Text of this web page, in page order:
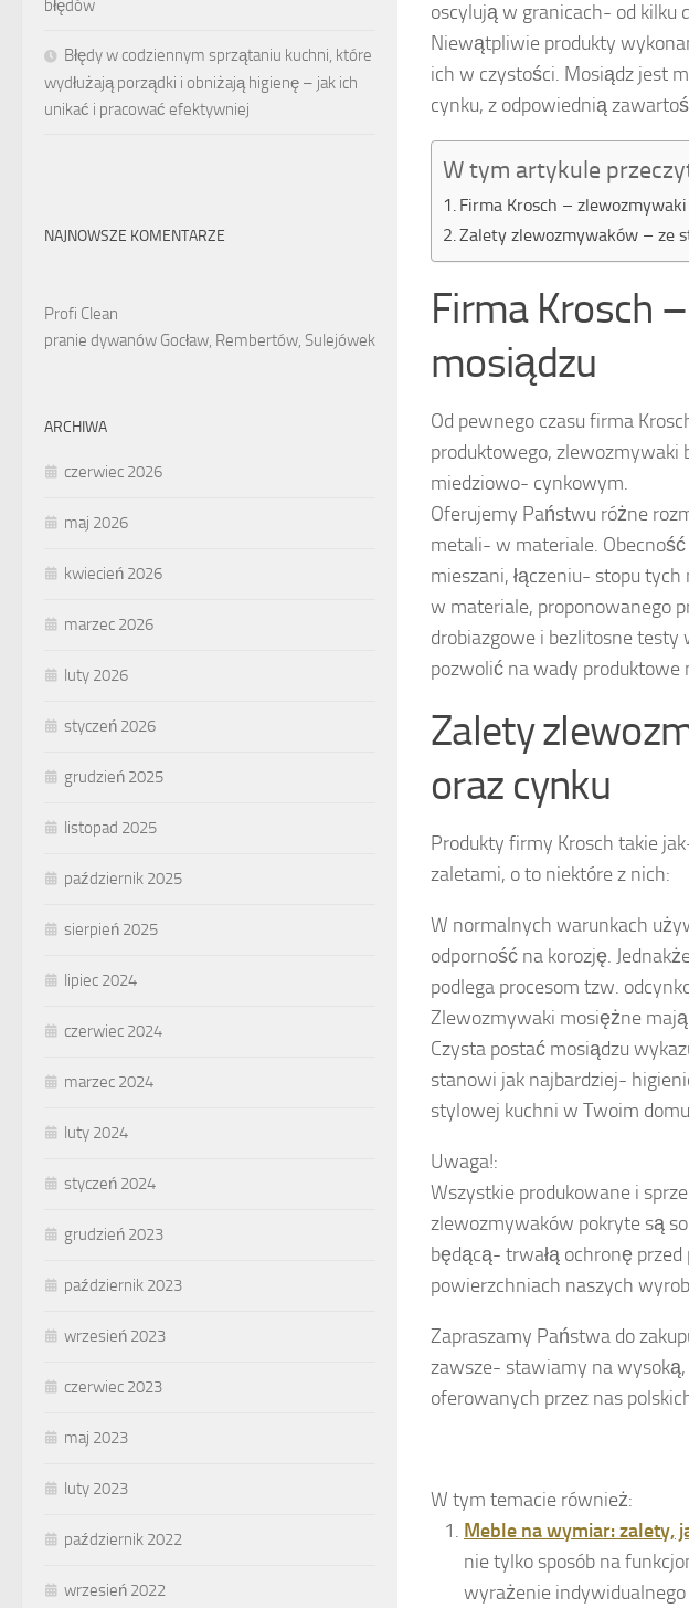
oscylują w granicach- od kilku
Niewątpliwie produkty
ich w czystości. Mosiądz jest
cynku, z odpowiednią
W tym artykule
Firma Krosch –
Zalety zlewozmywaków – ze
Firma Krosch
mosiądzu
Od pewnego czasu firma
produktowego, zlewozmywaki
miedziowo- cynkowym.
Oferujemy Państwu różne
metali- w materiale.
mieszani, łączeniu- stopu
w materiale, proponowanego
drobiazgowe i bezlitosne
pozwolić na wady produktowe
Zalety
oraz cynku
Produkty firmy Krosch takie
zaletami, o to niektóre z nich:
W normalnych warunkach
odporność na korozję.
podlega procesom tzw.
Zlewozmywaki mosiężne
Czysta postać mosiądzu
stanowi jak najbardziej-
stylowej kuchni w Twoim
Uwaga!:
Wszystkie produkowane i
zlewozmywaków pokryte są
będącą- trwałą ochronę
powierzchniach naszych
Zapraszamy Państwa do
zawsze- stawiamy na wysoką,
oferowanych przez nas
W tym temacie również:
Meble na wymiar: zalety,
nie tylko sposób na
wyrażenie indywidualnego
błędów
Błędy w codziennym sprzątaniu kuchni, które
wydłużają porządki i obniżają higienę – jak ich
unikać i pracować efektywniej
NAJNOWSZE KOMENTARZE
Profi Clean
pranie dywanów Gocław, Rembertów, Sulejówek
ARCHIWA
czerwiec 2026
maj 2026
kwiecień 2026
marzec 2026
luty 2026
styczeń 2026
grudzień 2025
listopad 2025
październik 2025
sierpień 2025
lipiec 2024
czerwiec 2024
marzec 2024
luty 2024
styczeń 2024
grudzień 2023
październik 2023
wrzesień 2023
czerwiec 2023
maj 2023
luty 2023
październik 2022
wrzesień 2022